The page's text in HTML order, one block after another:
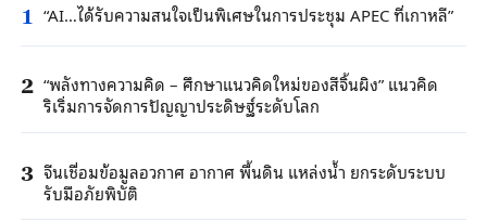
1 “AI…ได้รับความสนใจเป็นพิเศษในการประชุม APEC ที่เกาหลี”
2 “พลังทางความคิด – ศึกษาแนวคิดใหม่ของสีจิ้นผิง” แนวคิด
ริเริ่มการจัดการปัญญาประดิษฐ์ระดับโลก
3 จีนเชื่อมข้อมูลอวกาศ อากาศ พื้นดิน แหล่งน้ำ ยกระดับระบบ
รับมือภัยพิบัติ